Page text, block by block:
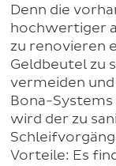
Denn die
hochwertiger
zu renovieren
Geldbeutel zu
vermeiden und
Bona-
wird der zu
Vorteile: Es